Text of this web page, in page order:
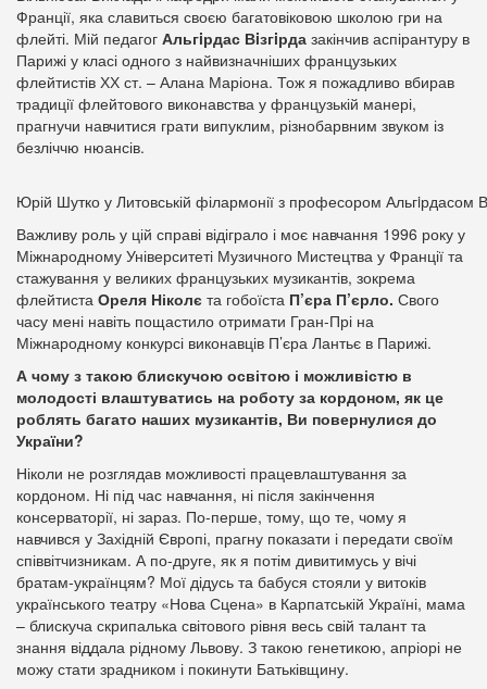
Франції, яка славиться своєю багатовіковою школою гри на
флейті. Мій педагог Альгiрдас Вiзгiрда закінчив аспірантуру в
Парижі у класі одного з найвизначніших французьких
флейтистів ХХ ст. – Алана Маріона. Тож я пожадливо вбирав
традиції флейтового виконавства у французькій манері,
прагнучи навчитися грати випуклим, різнобарвним звуком із
безліччю нюансів.
Юрій Шутко у Литовській філармонії з професором Альгiрдасом
Важливу роль у цій справі відіграло і моє навчання 1996 року у
Міжнародному Університеті Музичного Мистецтва у Франції та
стажування у великих французьких музикантів, зокрема
флейтиста Ореля Ніколє та гобоїста П’єра П’єрло. Свого
часу мені навіть пощастило отримати Гран-Прі на
Міжнародному конкурсі виконавців П’єра Лантьє в Парижі.
А чому з такою блискучою освітою і можливістю в
молодості влаштуватись на роботу за кордоном, як це
роблять багато наших музикантів, Ви повернулися до
України?
Ніколи не розглядав можливості працевлаштування за
кордоном. Ні під час навчання, ні після закінчення
консерваторії, ні зараз. По-перше, тому, що те, чому я
навчився у Західній Європі, прагну показати і передати своїм
співвітчизникам. А по-друге, як я потім дивитимусь у вічі
братам-українцям? Мої дідусь та бабуся стояли у витоків
українського театру «Нова Сцена» в Карпатській Україні, мама
– блискуча скрипалька світового рівня весь свій талант та
знання віддала рідному Львову. З такою генетикою, апріорі не
можу стати зрадником і покинути Батьківщину.